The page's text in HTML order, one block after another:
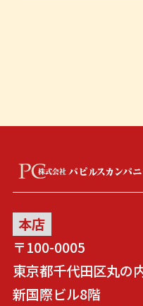
本店
〒100-0005
東京都千代田区丸の
新国際ビル8階